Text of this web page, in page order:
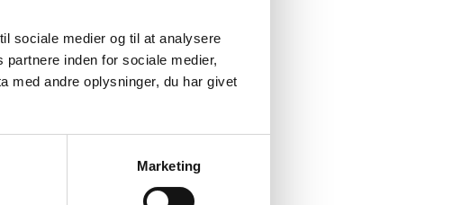
sociale medier og til at analysere
inden for sociale medier,
med andre oplysninger, du har givet
Marketing